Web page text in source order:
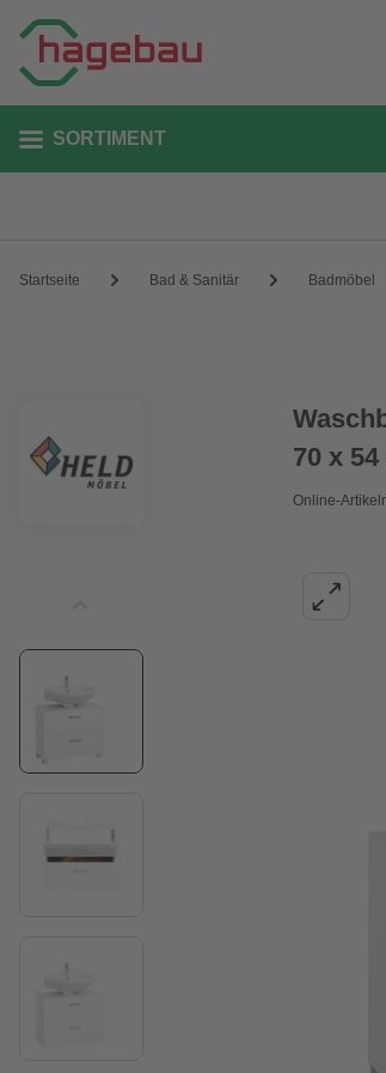
SORTIMENT
Startseite Bad & Sanitär Badmöbel
70 x
Online-